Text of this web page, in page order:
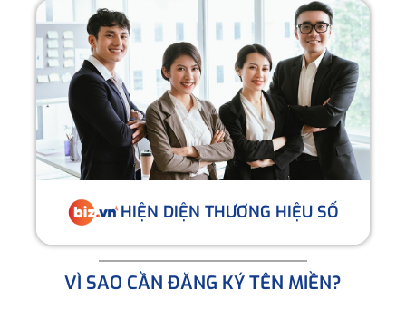
HIỆN DIỆN THƯƠNG HIỆU SỐ
VÌ SAO CẦN ĐĂNG KÝ TÊN MIỀN?